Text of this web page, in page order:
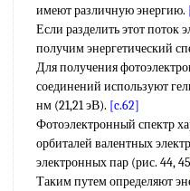
имеют различную энергию.
Если разделить этот поток
получим энергетический
Для получения
соединений используют
нм (21,21 эВ). [c.62]
Фотоэлектронный спектр
орбиталей валентных
электронных пар (рис. 44,
Таким путем определяют